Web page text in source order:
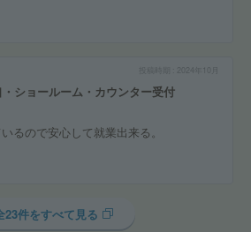
2024年10月
ショールーム・カウンター受付
るので安心して就業出来る。
23件をすべて見る